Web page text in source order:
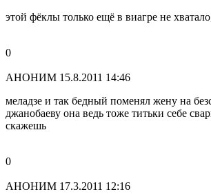
этой фёклы только ещё в виагре не
0
АНОНИМ 15.8.2011 14:46
меладзе и так бедный поменял жену на
джанобаеву она ведь тоже титьки себе
скажешь
0
АНОНИМ 17.3.2011 12:16